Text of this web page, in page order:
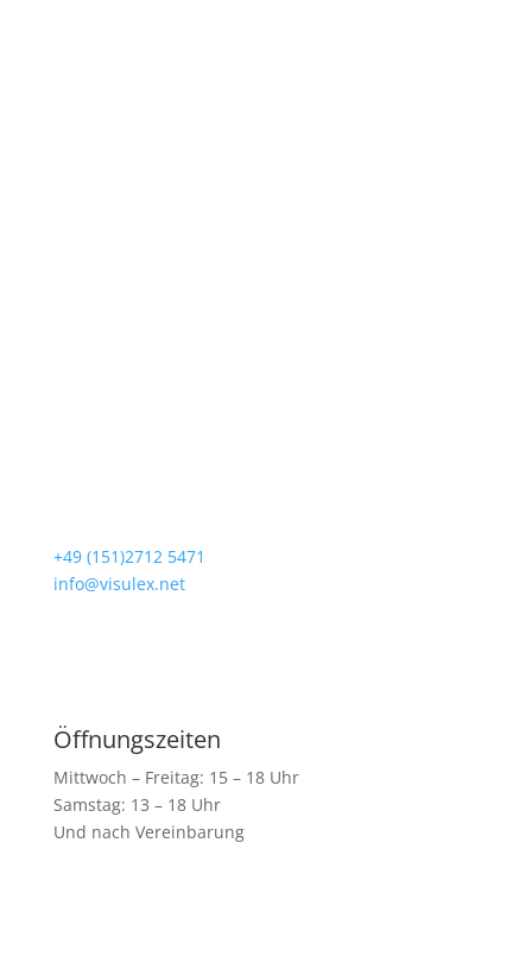
+49 (151)2712 5471
info@visulex.net
Öffnungszeiten
Mittwoch – Freitag: 15 – 18 Uhr
Samstag: 13 – 18 Uhr
Und nach Vereinbarung